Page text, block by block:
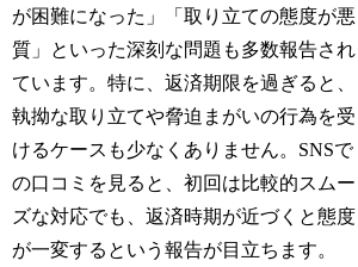
が困難になった」「取り立ての態度が悪
質」といった深刻な問題も多数報告され
ています。特に、返済期限を過ぎると、
執拗な取り立てや脅迫まがいの行為を受
けるケースも少なくありません。SNSで
の口コミを見ると、初回は比較的スムー
ズな対応でも、返済時期が近づくと態度
が一変するという報告が目立ちます。